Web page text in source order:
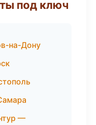
под ключ
на-Дону
—